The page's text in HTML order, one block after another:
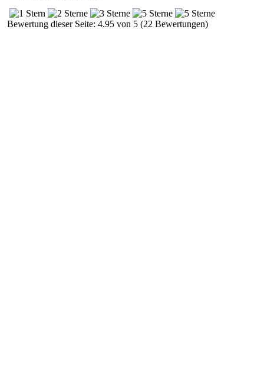
Bewertung dieser Seite: 4.95 von 5 (22 Bewertungen)